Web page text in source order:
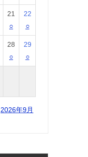
21
○
22
○
28
○
29
○
2026年9月